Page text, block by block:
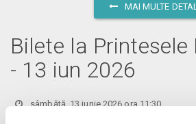
MAI MULTE
Bilete la Printesele
- 13 iun 2026
sâmbătă, 13 iunie 2026 ora 11:30